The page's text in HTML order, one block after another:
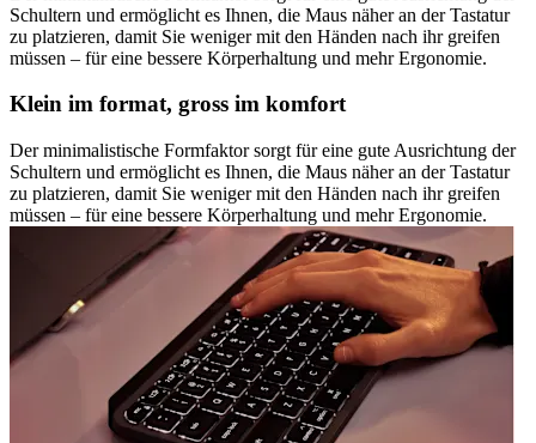
Schultern und ermöglicht es Ihnen, die Maus näher an der Tastatur
zu platzieren, damit Sie weniger mit den Händen nach ihr greifen
müssen – für eine bessere Körperhaltung und mehr Ergonomie.
Klein im format, gross im komfort
Der minimalistische Formfaktor sorgt für eine gute Ausrichtung der
Schultern und ermöglicht es Ihnen, die Maus näher an der Tastatur
zu platzieren, damit Sie weniger mit den Händen nach ihr greifen
müssen – für eine bessere Körperhaltung und mehr Ergonomie.